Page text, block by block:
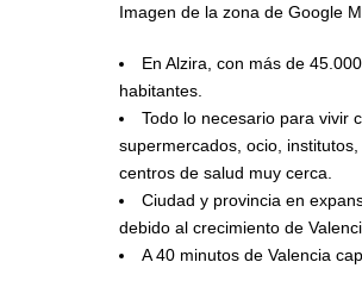
Imagen de la zona de Google
En Alzira, con más de 45.000
habitantes.
Todo lo necesario para vivir
supermercados, ocio, institutos,
centros de salud muy cerca.
Ciudad y provincia en
debido al crecimiento de
A 40 minutos de Valencia